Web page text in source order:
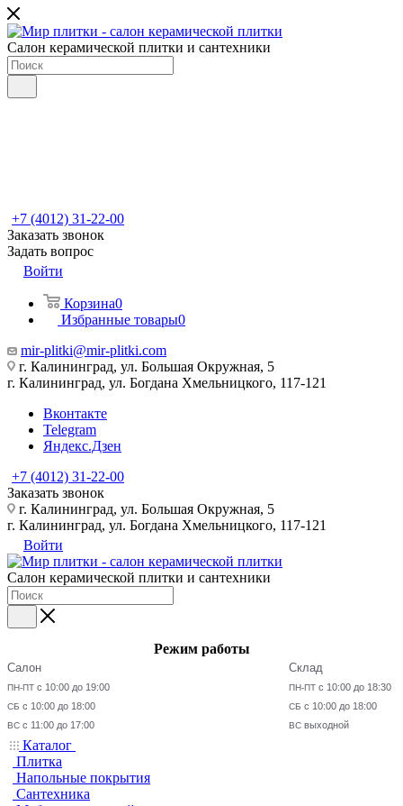
Салон керамической плитки и сантехники
+7 (4012) 31-22-00
Заказать звонок
Задать вопрос
Войти
Корзина0
Избранные товары0
mir-plitki@mir-plitki.com
г. Калининград, ул. Большая Окружная, 5
г. Калининград, ул. Богдана Хмельницкого, 117-121
Вконтакте
Telegram
Яндекс.Дзен
+7 (4012) 31-22-00
Заказать звонок
г. Калининград, ул. Большая Окружная, 5
г. Калининград, ул. Богдана Хмельницкого, 117-121
Войти
Салон керамической плитки и сантехники
Режим работы
Салон
ПН-ПТ с 10:00 до 19:00
СБ с 10:00 до 18:00
ВС с 11:00 до 17:00
Склад
ПН-ПТ с 10:00 до 18:30
СБ с 10:00 до 18:00
ВС выходной
Каталог
Плитка
Напольные покрытия
Сантехника